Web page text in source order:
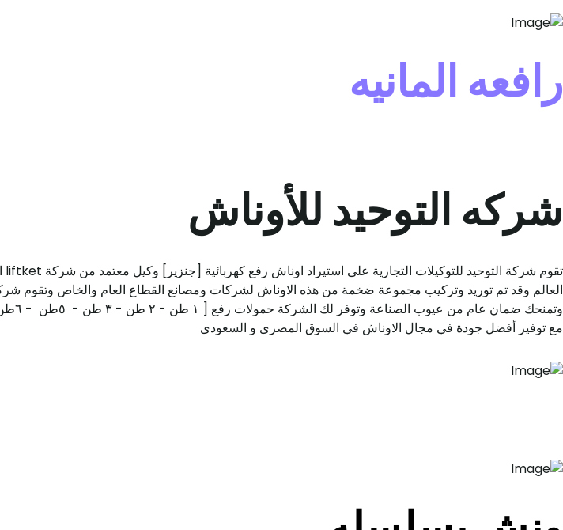
رافعه المانيه
شركه التوحيد للأوناش
العالم وقد تم توريد وتركيب مجموعة ضخمة من هذه الاوناش لشركات ومصانع القطاع العام والخاص وتقوم
مع توفير أفضل جودة في مجال الاوناش في السوق المصرى و السعودى